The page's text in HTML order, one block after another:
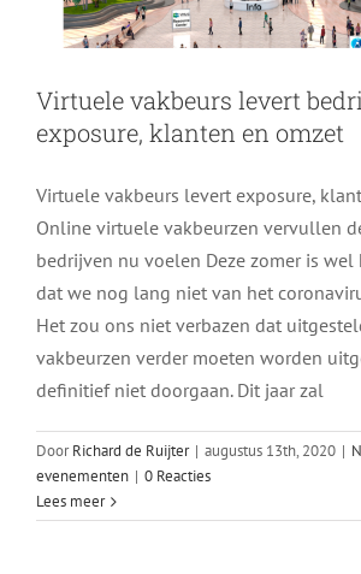
Virtuele vakbeurs levert
exposure, klanten en omzet
Virtuele vakbeurs levert exposure,
Online virtuele vakbeurzen vervullen
bedrijven nu voelen Deze zomer is
dat we nog lang niet van het
Het zou ons niet verbazen dat
vakbeurzen verder moeten worden
definitief niet doorgaan. Dit jaar zal
DoorRichard de Ruijter | augustus 13th, 2020 |
evenementen | 0 Reacties
Lees meer